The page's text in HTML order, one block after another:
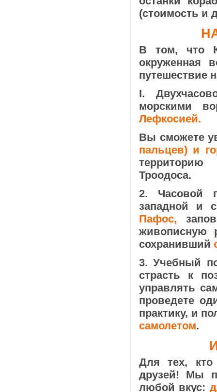
(стоимость и
В том, что
окруженная
путешествие
I.
морскими
Лефкосией.
Вы сможете
пальцев) и
Троодоса.
2. Часовой
западной и
Пафос,
живописную
сохранивший
3. Учебный
страсть к
управлять
проведете
практику, и
самолетом.
Для тех, кто
друзей! Мы
любой вкус: